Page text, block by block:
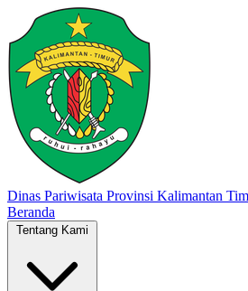
Dinas Pariwisata Provinsi Kalimantan
Beranda
Tentang Kami